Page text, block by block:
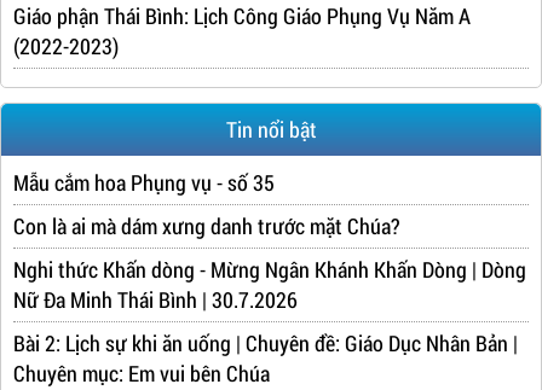
Giáo phận Thái Bình: Lịch Công Giáo Phụng Vụ Năm A
(2022-2023)
Tin nổi bật
Mẫu cắm hoa Phụng vụ - số 35
Con là ai mà dám xưng danh trước mặt Chúa?
Nghi thức Khấn dòng - Mừng Ngân Khánh Khấn Dòng | Dòng
Nữ Đa Minh Thái Bình | 30.7.2026
Bài 2: Lịch sự khi ăn uống | Chuyên đề: Giáo Dục Nhân Bản |
Chuyên mục: Em vui bên Chúa